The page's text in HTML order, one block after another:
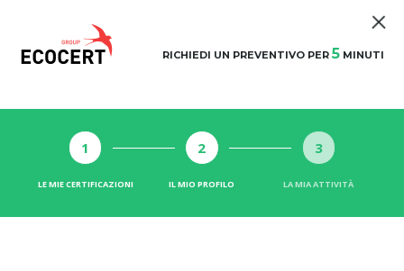
RICHIEDI UN PREVENTIVO PER5MINUTI
1
LE MIE CERTIFICAZIONI
2
IL MIO PROFILO
3
LA MIA ATTIVITÀ